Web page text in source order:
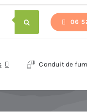
06
Conduit de